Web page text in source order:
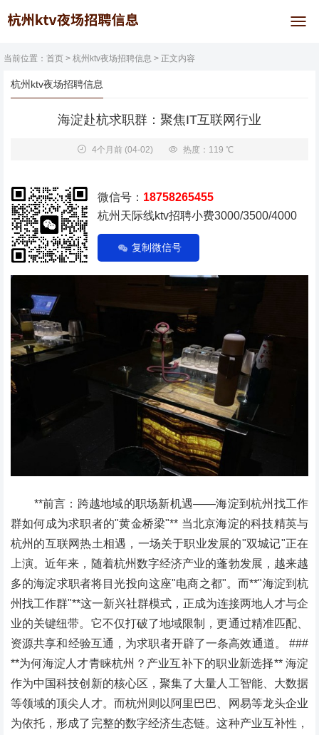
当前位置： 首页 > 杭州ktv夜场招聘信息 > 正文内容
杭州ktv夜场招聘信息
海淀赴杭求职群：聚焦IT互联网行业
4个月前(04-02) 热度：119 ℃
微信号： 18758265455
杭州天际线ktv招聘小费3000/3500/4000
复制微信号
**前言：跨越地域的职场新机遇——海淀到杭州找工作
群如何成为求职者的"黄金桥梁"** 当北京海淀的科技精英与
杭州的互联网热土相遇，一场关于职业发展的"双城记"正在
上演。近年来，随着杭州数字经济产业的蓬勃发展，越来越
多的海淀求职者将目光投向这座"电商之都"。而**"海淀到杭
州找工作群"**这一新兴社群模式，正成为连接两地人才与企
业的关键纽带。它不仅打破了地域限制，更通过精准匹配、
资源共享和经验互通，为求职者开辟了一条高效通道。 ###
**为何海淀人才青睐杭州？产业互补下的职业新选择** 海淀
作为中国科技创新的核心区，聚集了大量人工智能、大数据
等领域的顶尖人才。而杭州则以阿里巴巴、网易等龙头企业
为依托，形成了完整的数字经济生态链。这种产业互补性，